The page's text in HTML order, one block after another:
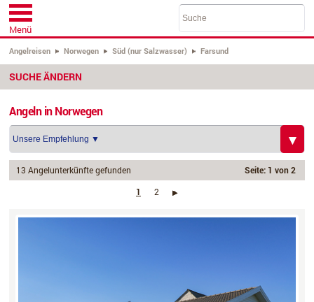
Menü
Angelreisen Norwegen Süd (nur Salzwasser) Farsund
SUCHE ÄNDERN
Angeln in Norwegen
13 Angelunterkünfte gefunden
Seite: 1 von 2
1
2 ›